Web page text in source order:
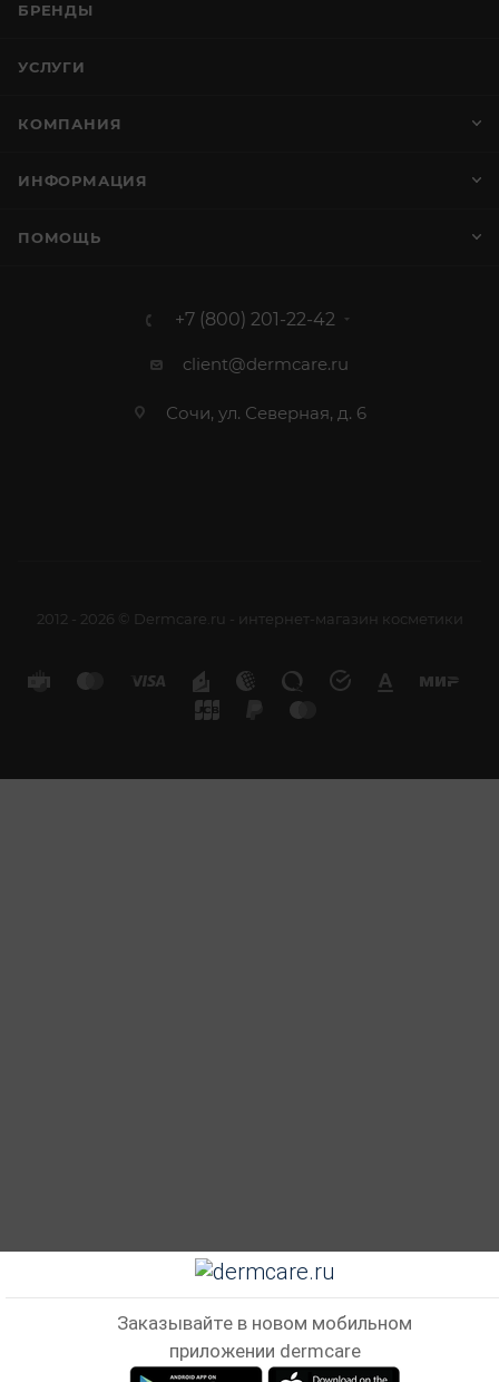
БРЕНДЫ
УСЛУГИ
КОМПАНИЯ
ИНФОРМАЦИЯ
ПОМОЩЬ
+7 (800) 201-22-42
client@dermcare.ru
Сочи, ул. Северная, д. 6
2012 - 2026 © Dermcare.ru - интернет-магазин косметики
Заказывайте в новом мобильном
приложении dermcare